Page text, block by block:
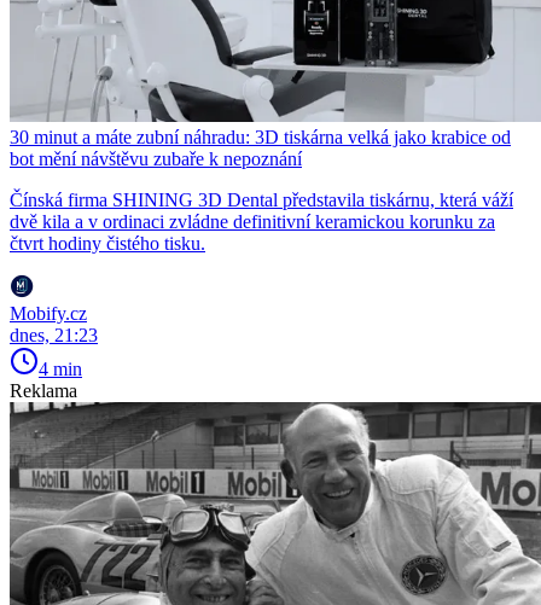
30 minut a máte zubní náhradu: 3D tiskárna velká jako krabice od
bot mění návštěvu zubaře k nepoznání
Čínská firma SHINING 3D Dental představila tiskárnu, která váží
dvě kila a v ordinaci zvládne definitivní keramickou korunku za
čtvrt hodiny čistého tisku.
Mobify.cz
dnes, 21:23
4 min
Reklama